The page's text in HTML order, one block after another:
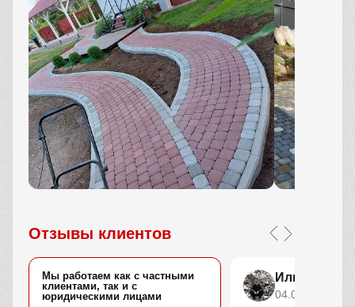
Отзывы клиентов
Мы работаем как с частными
клиентами, так и с
юридическими лицами
Илья
04.04.2026